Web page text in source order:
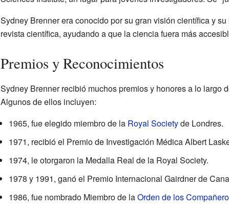
Sydney Brenner era conocido por su gran visión científica y
revista científica, ayudando a que la ciencia fuera más
Premios y Reconocimientos
Sydney Brenner recibió muchos premios y honores a lo largo
Algunos de ellos incluyen:
1965, fue elegido miembro de la Royal Societyde Londres.
1971, recibió el Premio de Investigación Médica Albert
1974, le otorgaron la Medalla Real de la Royal Society.
1978 y 1991, ganó el Premio Internacional Gairdner de
1986, fue nombrado Miembro de laOrden de los